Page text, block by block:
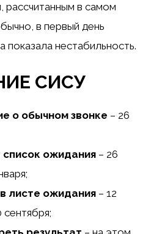
в самом
в первый день
показала нестабильность.
СИСУ
о обычном звонке – 26
список ожидания – 26
листе ожидания – 12